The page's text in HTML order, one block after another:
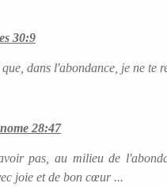
30:9
dans l'abondance, je ne te
28:47
pas, au milieu de
joie et de bon cœur ...